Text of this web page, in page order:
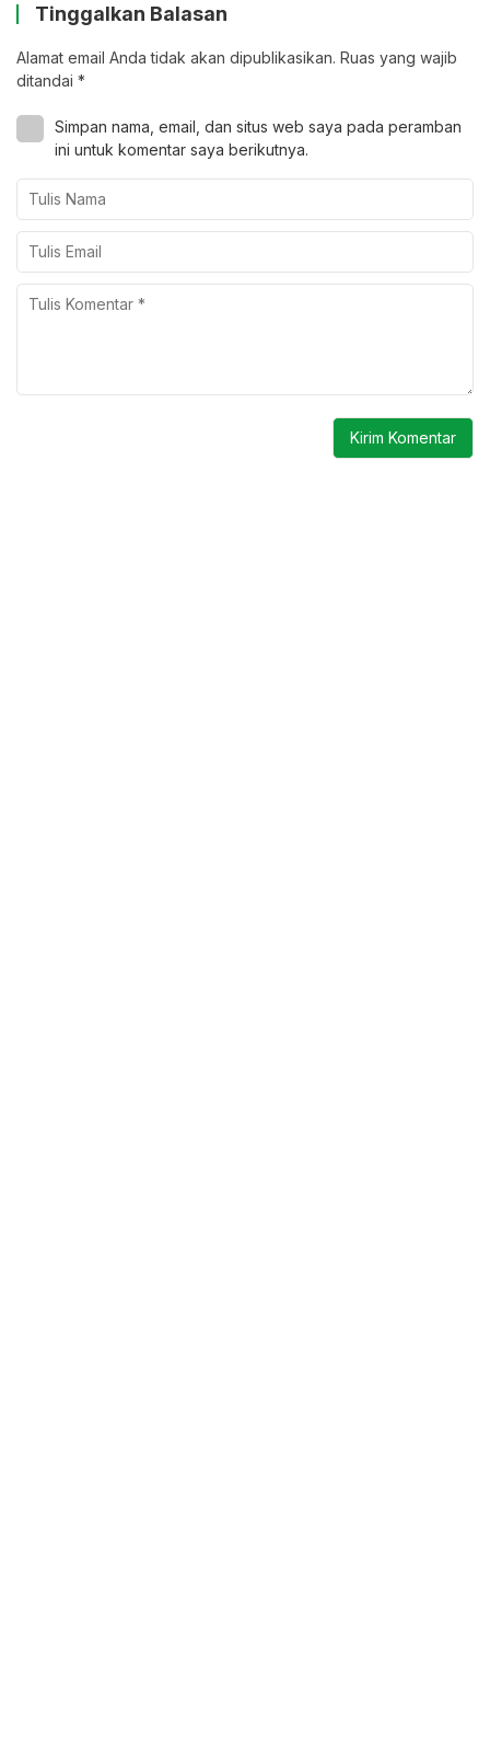
Tinggalkan Balasan
Alamat email Anda tidak akan dipublikasikan. Ruas yang wajib
ditandai *
Simpan nama, email, dan situs web saya pada peramban
ini untuk komentar saya berikutnya.